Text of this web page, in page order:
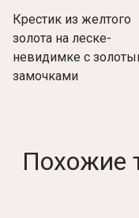
Крестик из желтого
золота на леске-
невидимке с
замочками
Похожие